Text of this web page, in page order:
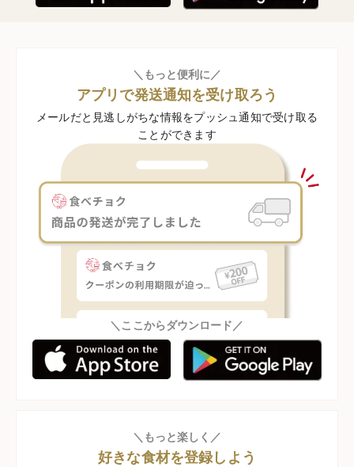
＼もっと便利に／
アプリで発送通知を受け取ろう
メールだと見逃しがちな情報をプッシュ通知で受け取る
ことができます
＼ここからダウンロード／
＼もっと楽しく／
好きな食材を登録しよう